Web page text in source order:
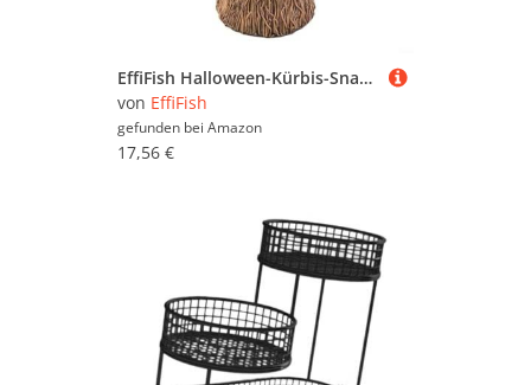
EffiFish Halloween-Kürbis-Snack-Schüssel-Ständer, Süßigkeitenschüssel, abnehmbares Party-Tablett zum Servieren von Feiertagen, Süßigkeiten, Dips und anderen Leckereien (sechs Tassen)
von EffiFish
gefunden bei Amazon
17,56 €